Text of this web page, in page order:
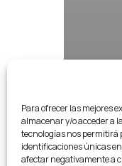
Para ofrecer las mejores
almacenar y/o acceder a
tecnologías nos permitirá
identificaciones únicas
afectar negativamente a